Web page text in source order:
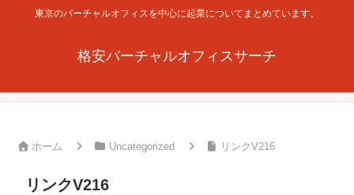
東京のバーチャルオフィスを中心に起業についてまとめています。
格安バーチャルオフィスサーチ
ホーム Uncategorized リンクV216
リンクV216